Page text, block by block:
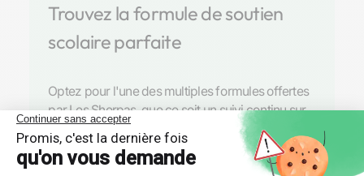
Trouvez la formule de soutien
scolaire parfaite
Optez pour l'une des multiples formules offertes
par Les Sherpas, que ce soit un suivi continu sur
toute l'année ou un stage intensif plus court.